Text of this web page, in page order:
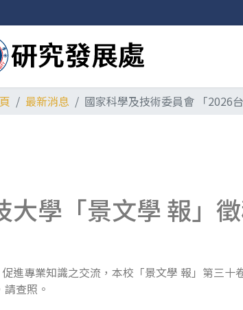
最新消息 國家科學及技術委員會 「2026
大學「景文學 報」
進專業知識之交流，本校「景文學 報」第三
查照。